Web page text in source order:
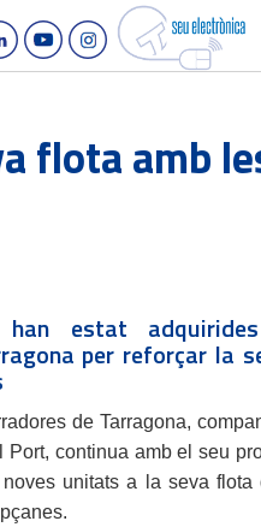
flota amb
han estat
per reforçar la
de Tarragona,
Port, continua amb el seu
unitats a la seva flota